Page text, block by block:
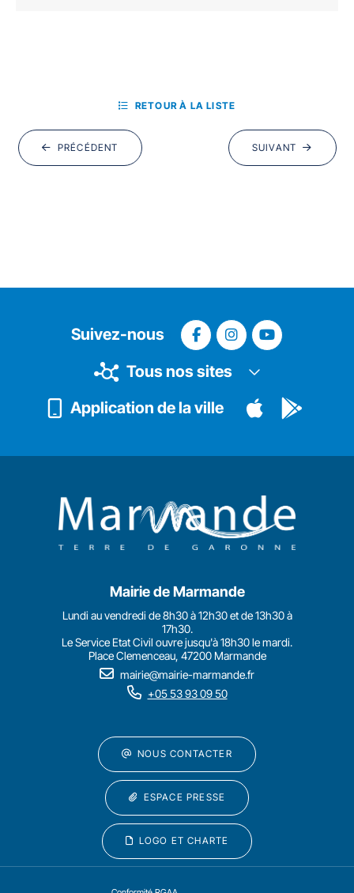
PRÉCÉDENT
RETOUR À LA LISTE
SUIVANT
Suivez-nous
Tous nos sites
Application de la ville
Mairie de Marmande
Lundi au vendredi de 8h30 à 12h30 et de 13h30 à
17h30.
Le Service Etat Civil ouvre jusqu'à 18h30 le mardi.
Place Clemenceau, 47200 Marmande
mairie@mairie-marmande.fr
+05 53 93 09 50
NOUS CONTACTER
ESPACE PRESSE
LOGO ET CHARTE